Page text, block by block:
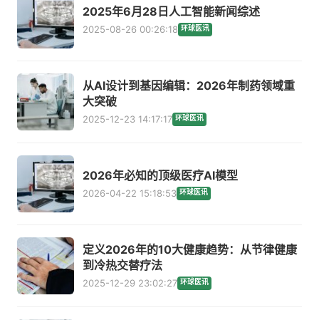
2025年6月28日人工智能新闻综述
2025-08-26 00:26:18 环球医讯
从AI设计到基因编辑：2026年制药领域重
大突破
2025-12-23 14:17:17 环球医讯
2026年必知的顶级医疗AI模型
2026-04-22 15:18:53 环球医讯
定义2026年的10大健康趋势：从节律健康
到冷热交替疗法
2025-12-29 23:02:27 环球医讯